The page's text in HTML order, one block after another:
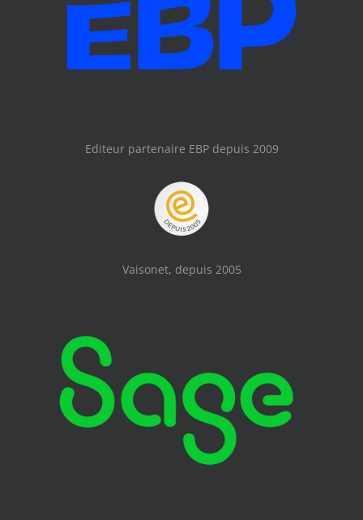
Editeur partenaire EBP depuis 2009
Vaisonet, depuis 2005